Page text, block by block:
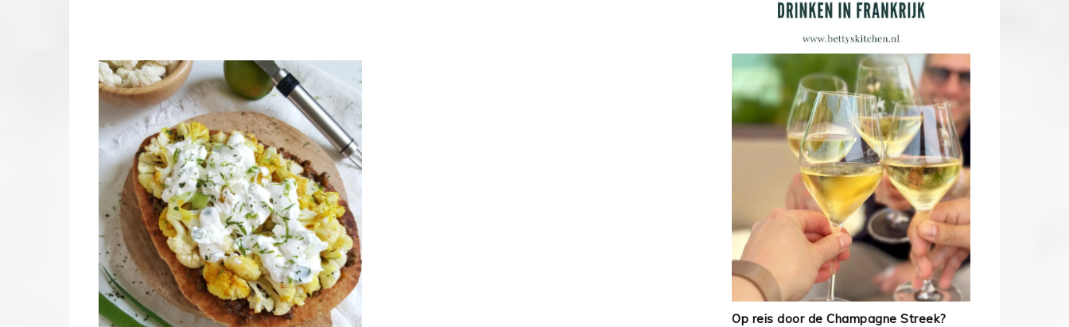
Op reis door de Champagne Streek?